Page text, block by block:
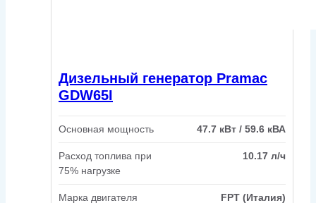
Дизельный генератор Pramac
GDW65I
Основная мощность 47.7 кВт / 59.6 кВА
Расход топлива при
75% нагрузке
10.17 л/ч
Марка двигателя FPT (Италия)